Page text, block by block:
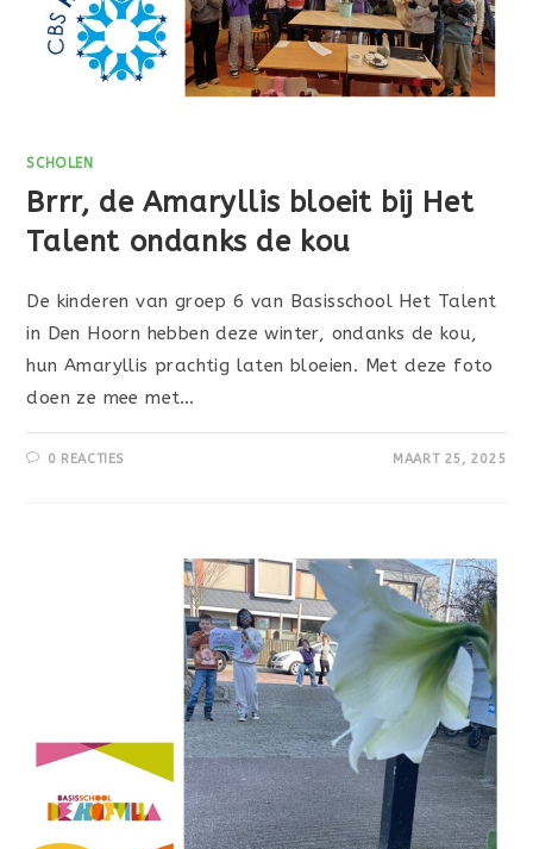
SCHOLEN
Brrr, de Amaryllis bloeit bij Het
Talent ondanks de kou
De kinderen van groep 6 van Basisschool Het Talent
in Den Hoorn hebben deze winter, ondanks de kou,
hun Amaryllis prachtig laten bloeien. Met deze foto
doen ze mee met…
0 REACTIES MAART 25, 2025